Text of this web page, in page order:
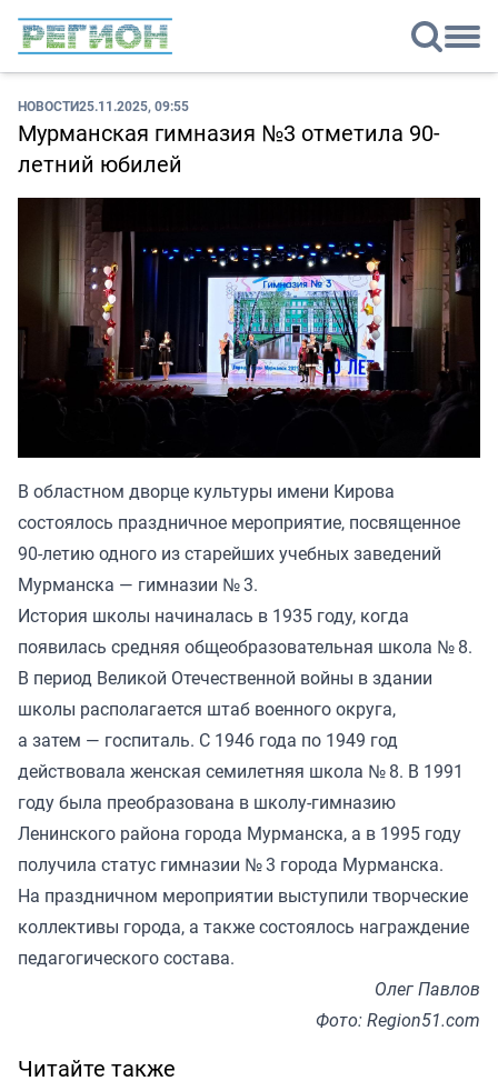
НОВОСТИ25.11.2025, 09:55
Мурманская гимназия №3 отметила 90-
летний юбилей
В областном дворце культуры имени Кирова
состоялось праздничное мероприятие, посвященное
90-летию одного из старейших учебных заведений
Мурманска — гимназии № 3.
История школы начиналась в 1935 году, когда
появилась средняя общеобразовательная школа № 8.
В период Великой Отечественной войны в здании
школы располагается штаб военного округа,
а затем — госпиталь. С 1946 года по 1949 год
действовала женская семилетняя школа № 8. В 1991
году была преобразована в школу-гимназию
Ленинского района города Мурманска, а в 1995 году
получила статус гимназии № 3 города Мурманска.
На праздничном мероприятии выступили творческие
коллективы города, а также состоялось награждение
педагогического состава.
Олег Павлов
Фото: Region51.com
Читайте также